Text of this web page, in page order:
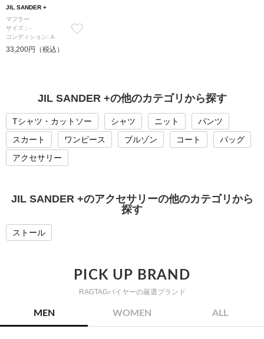
JIL SANDER +
マフラー
サイズ：-
コンディション: A
33,200円（税込）
JIL SANDER +の他のカテゴリから探す
Tシャツ・カットソー シャツ ニット
パンツ
スカート
ワンピース ブルゾン コート
バッグ
アクセサリー
JIL SANDER +のアクセサリーの他のカテゴリから
探す
ストール
PICK UP BRAND
RAGTAGバイヤーの厳選ブランド
MEN WOMEN ALL